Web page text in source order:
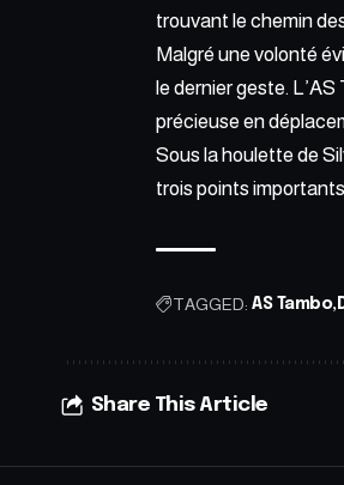
trouvant le chemin
Malgré une volonté
le dernier geste.
précieuse en
Sous la houlette de
trois points
TAGGED: AS Tambo
Share This Article